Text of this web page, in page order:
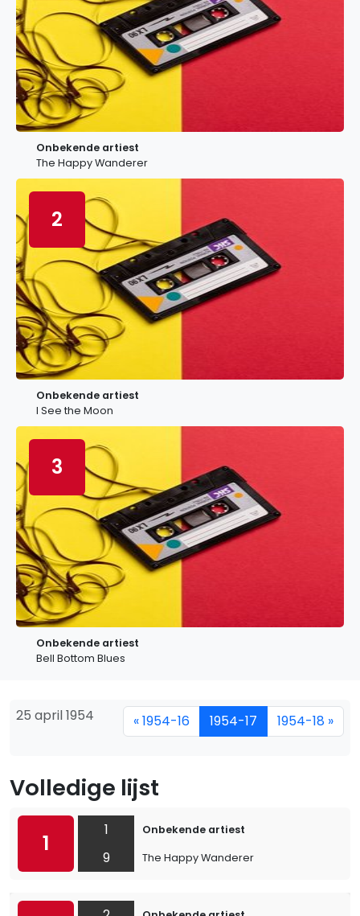
Onbekende artiest
The Happy Wanderer
2
Onbekende artiest
I See the Moon
3
Onbekende artiest
Bell Bottom Blues
25 april 1954 « 1954-16 1954-17 1954-18 »
Volledige lijst
1
1
9
Onbekende artiest
The Happy Wanderer